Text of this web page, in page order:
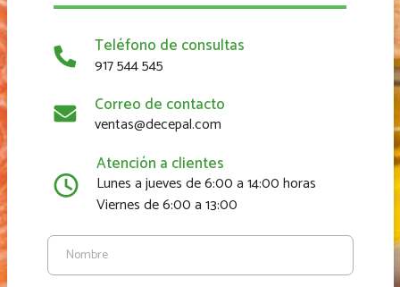
Teléfono de consultas
917 544 545
Correo de contacto
ventas@decepal.com
Atención a clientes
Lunes a jueves de 6:00 a 14:00 horas
Viernes de 6:00 a 13:00